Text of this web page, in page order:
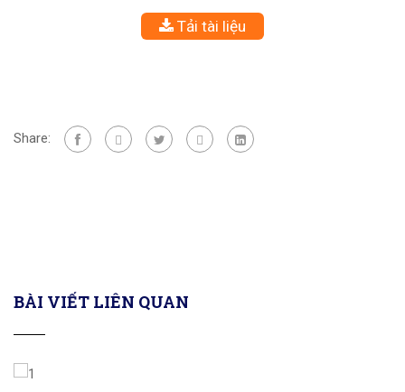
Tải tài liệu
Share:
BÀI VIẾT LIÊN QUAN